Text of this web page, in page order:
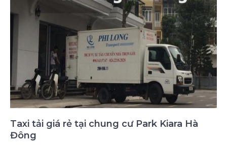
Taxi tải giá rẻ tại chung cư Park Kiara Hà
Đông